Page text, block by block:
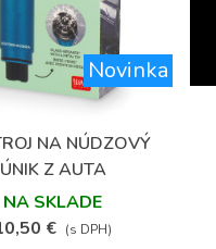
Novinka
Obľúbené
NA NÚDZOVÝ
ÚNIK Z AUTA
NA SKLADE
€ (s DPH)